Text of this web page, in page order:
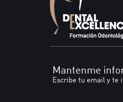
Mantenme
Escribe tu email y te